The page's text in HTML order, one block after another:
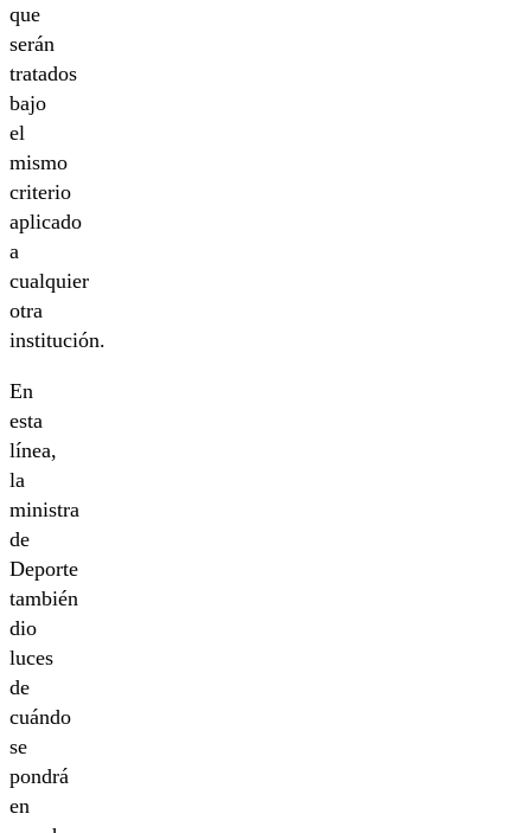
que
serán
tratados
bajo
el
mismo
criterio
aplicado
a
cualquier
otra
institución.
En
esta
línea,
la
ministra
de
Deporte
también
dio
luces
de
cuándo
se
pondrá
en